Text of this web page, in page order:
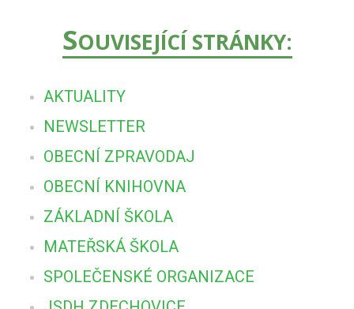
SOUVISEJÍCÍ STRÁNKY:
AKTUALITY
NEWSLETTER
OBECNÍ ZPRAVODAJ
OBECNÍ KNIHOVNA
ZÁKLADNÍ ŠKOLA
MATEŘSKÁ ŠKOLA
SPOLEČENSKÉ ORGANIZACE